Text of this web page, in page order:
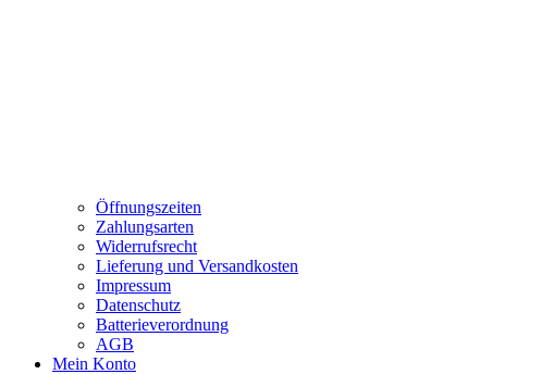
Öffnungszeiten
Zahlungsarten
Widerrufsrecht
Lieferung und Versandkosten
Impressum
Datenschutz
Batterieverordnung
AGB
Mein Konto